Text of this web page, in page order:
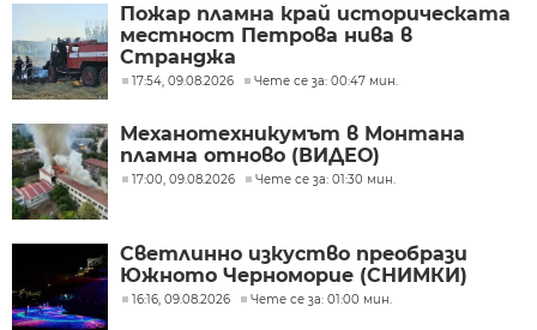
Пожар пламна край историческата
местност Петрова нива в
Странджа
17:54, 09.08.2026 Чете се за: 00:47 мин.
Механотехникумът в Монтана
пламна отново (ВИДЕО)
17:00, 09.08.2026 Чете се за: 01:30 мин.
Светлинно изкуство преобрази
Южното Черноморие (СНИМКИ)
16:16, 09.08.2026 Чете се за: 01:00 мин.